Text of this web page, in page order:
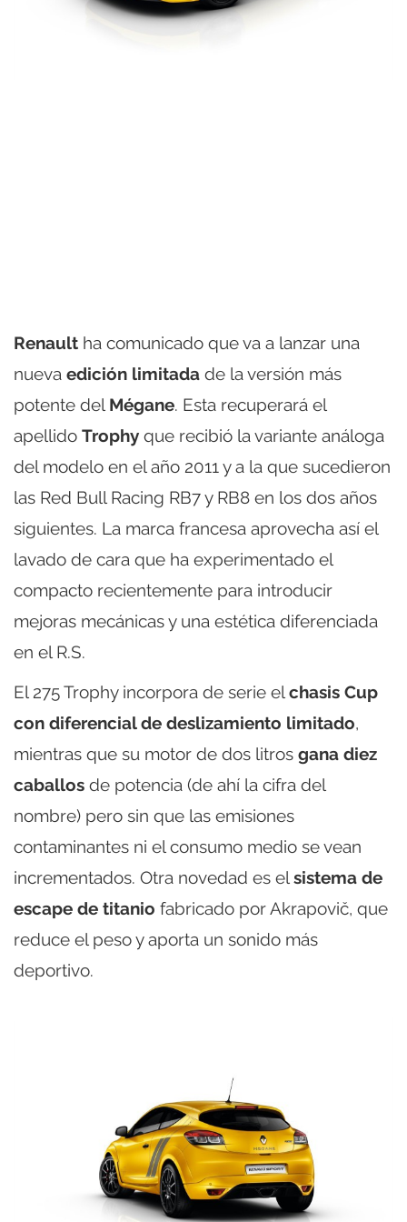
Renault ha comunicado que va a lanzar una
nueva edición limitada de la versión más
potente del Mégane. Esta recuperará el
apellido Trophy que recibió la variante análoga
del modelo en el año 2011 y a la que sucedieron
las Red Bull Racing RB7 y RB8 en los dos años
siguientes. La marca francesa aprovecha así el
lavado de cara que ha experimentado el
compacto recientemente para introducir
mejoras mecánicas y una estética diferenciada
en el R.S.
El 275 Trophy incorpora de serie elchasis Cup
con diferencial de deslizamiento limitado,
mientras que su motor de dos litros gana diez
caballos de potencia (de ahí la cifra del
nombre) pero sin que las emisiones
contaminantes ni el consumo medio se vean
incrementados. Otra novedad es elsistema de
escape de titanio fabricado por Akrapovič, que
reduce el peso y aporta un sonido más
deportivo.